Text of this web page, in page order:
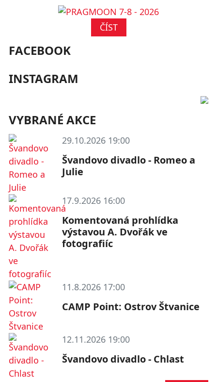
ČÍST
FACEBOOK
INSTAGRAM
VYBRANÉ AKCE
29.10.2026 19:00
Švandovo divadlo - Romeo a
Julie
17.9.2026 16:00
Komentovaná prohlídka
výstavou A. Dvořák ve
fotografiíc
11.8.2026 17:00
CAMP Point: Ostrov Štvanice
12.11.2026 19:00
Švandovo divadlo - Chlast